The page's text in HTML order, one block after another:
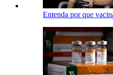
Entenda por que